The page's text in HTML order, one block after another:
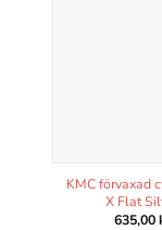
KMC förvaxad
X Flat
635,00